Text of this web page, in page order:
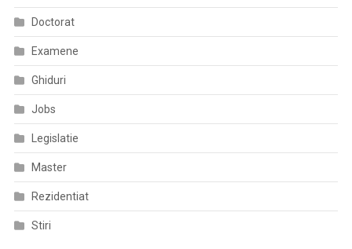
Doctorat
Examene
Ghiduri
Jobs
Legislatie
Master
Rezidentiat
Stiri